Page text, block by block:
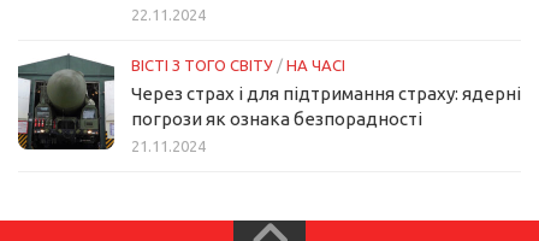
22.11.2024
ВІСТІ З ТОГО СВІТУ / НА ЧАСІ
Через страх і для підтримання страху: ядерні
погрози як ознака безпорадності
21.11.2024